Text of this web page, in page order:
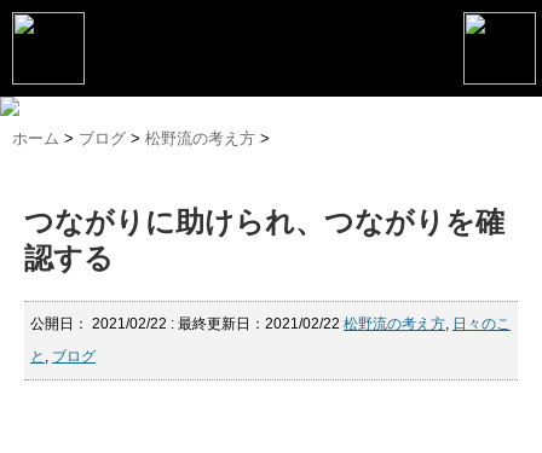
トップページ
松野恵介のブログ
会社概要
スケジュール
ホーム > ブログ > 松野流の考え方 >
つながりに助けられ、つながりを確
認する
公開日： 2021/02/22 : 最終更新日：2021/02/22 松野流の考え方, 日々のこ
と , ブログ